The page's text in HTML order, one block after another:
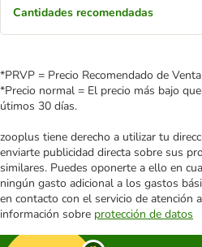
Cantidades recomendadas
*PRVP = Precio Recomendado de
*Precio normal = El precio más bajo
útimos 30 días.
zooplus tiene derecho a utilizar tu
enviarte publicidad directa sobre sus
similares. Puedes oponerte a ello en
ningún gasto adicional a los gastos
en contacto con el servicio de atención
información sobre protección de datos